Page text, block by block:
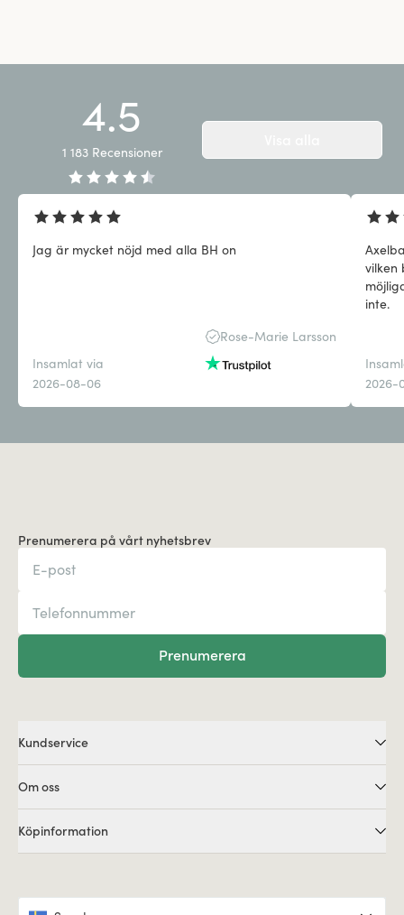
4.5
1 183 Recensioner
Jag är mycket nöjd med alla BH on
Rose-Marie Larsson
Insamlat via
2026-08-06
vilken
inte.
2026-
Prenumerera på vårt nyhetsbrev
Prenumerera
Kundservice
Om oss
Köpinformation